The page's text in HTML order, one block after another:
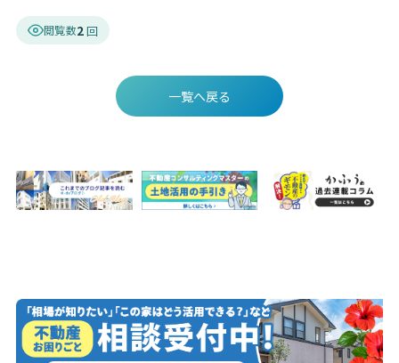
閲覧数2
一覧へ戻る